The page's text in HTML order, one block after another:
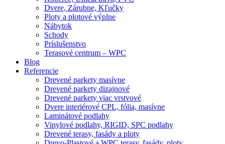
Dvere, Zárubne, Kľučky
Ploty a plotové výplne
Nábytok
Schody
Príslušenstvo
Terasové centrum – WPC
Blog
Referencie
Drevené parkety masívne
Drevené parkety dizajnové
Drevené parkety viac vrstvové
Dvere interiérové CPL, fólia, masívne
Laminátové podlahy
Vinylové podlahy, RIGID, SPC podlahy
Drevené terasy, fasády a ploty